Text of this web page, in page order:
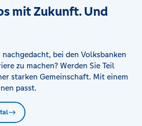
mit Zukunft. Und
bei den Volksbanken
zu machen? Werden Sie Teil
starken Gemeinschaft. Mit einem
passt.